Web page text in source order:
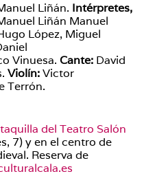
Liñán. Intérpretes,
Liñán Manuel
López, Miguel
Vinuesa. Cante: David
Violín:Victor
Terrón.
taquilla del Teatro Salón
7) y en el centro de
Reserva de